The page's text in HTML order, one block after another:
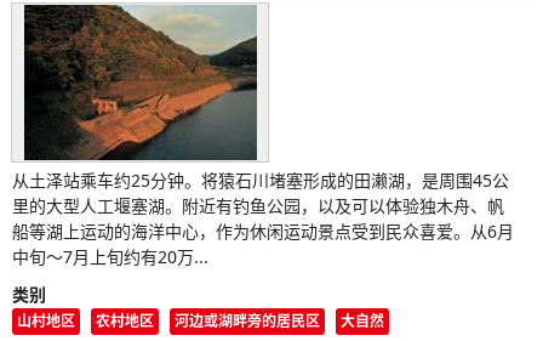
从土泽站乘车约25分钟。将猿石川堵塞形成的田濑湖，是周围45公
里的大型人工堰塞湖。附近有钓鱼公园，以及可以体验独木舟、帆
船等湖上运动的海洋中心，作为休闲运动景点受到民众喜爱。从6月
中旬～7月上旬约有20万...
类别
山村地区 农村地区 河边或湖畔旁的居民区 大自然